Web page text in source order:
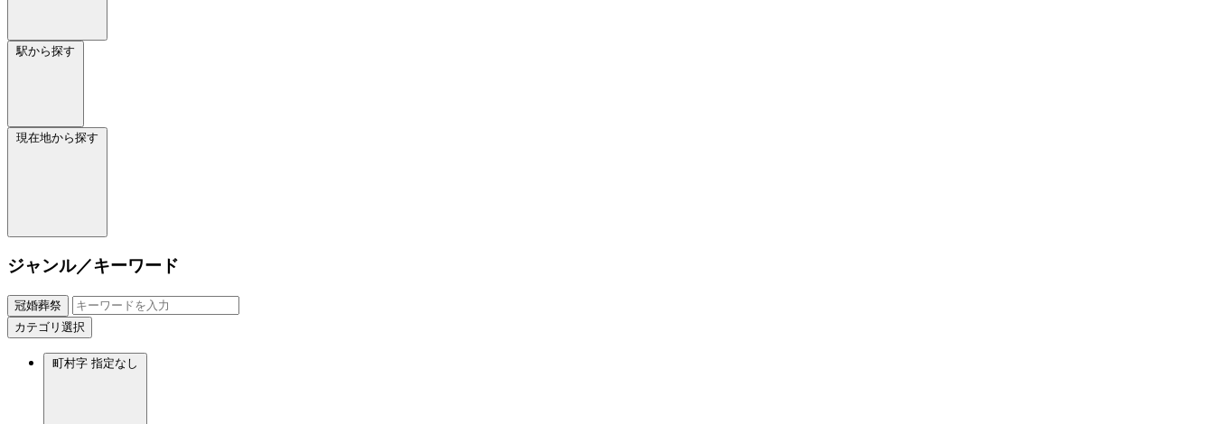
駅から探す
現在地から探す
ジャンル／キーワード
冠婚葬祭
カテゴリ選択
町村字 指定なし